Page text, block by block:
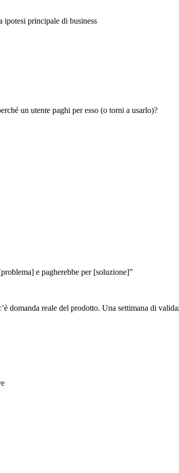
ipotesi principale di business
un utente paghi per esso (o torni a usarlo)?
e pagherebbe per [soluzione]”
domanda reale del prodotto. Una settimana di